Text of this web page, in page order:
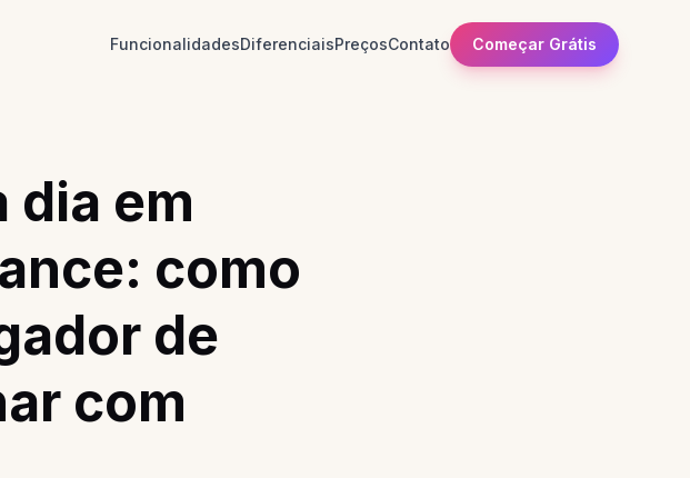
FuncionalidadesDiferenciaisPreçosContato Começar Grátis
dia em
como
de
com